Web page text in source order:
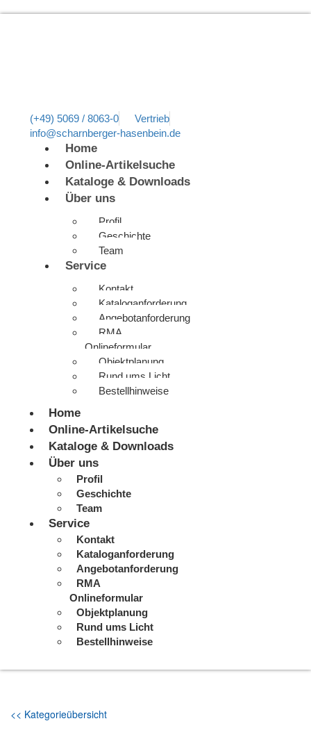
(+49) 5069 / 8063-0
Vertrieb
info@scharnberger-hasenbein.de
Home
Online-Artikelsuche
Kataloge & Downloads
Über uns
Profil
Geschichte
Team
Service
Kontakt
Kataloganforderung
Angebotanforderung
RMA
Onlineformular
Objektplanung
Rund ums Licht
Bestellhinweise
Home
Online-Artikelsuche
Kataloge & Downloads
Über uns
Profil
Geschichte
Team
Service
Kontakt
Kataloganforderung
Angebotanforderung
RMA
Onlineformular
Objektplanung
Rund ums Licht
Bestellhinweise
<< Kategorieübersicht